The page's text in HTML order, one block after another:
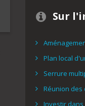
Sur
Plan local
Serrure
Réunion
Investir dans